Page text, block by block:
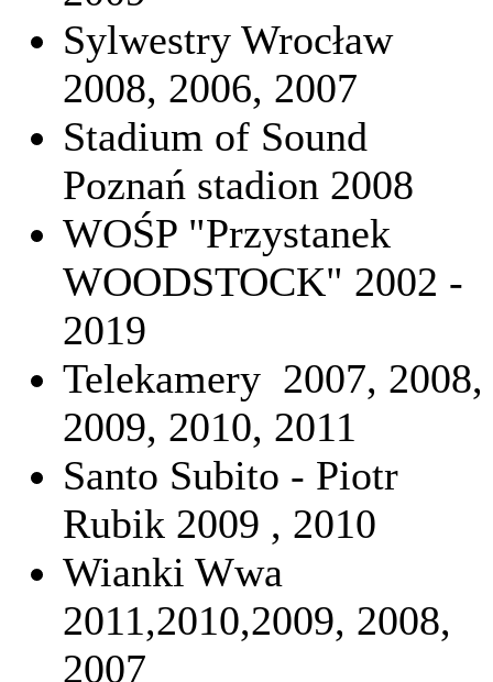
Sylwestry Wrocław
2008, 2006, 2007
Stadium of Sound
Poznań stadion 2008
WOŚP "Przystanek
WOODSTOCK" 2002 -
2019
Telekamery 2007, 2008,
2009, 2010, 2011
Santo Subito - Piotr
Rubik 2009 , 2010
Wianki Wwa
2011,2010,2009, 2008,
2007